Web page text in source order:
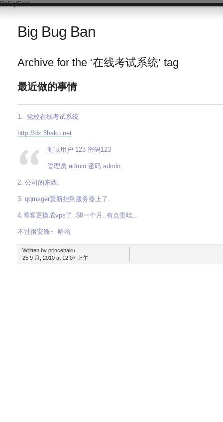
DsFqIEnm
Big Bug Ban
Archive for the ‘在线考试系统’ tag
最近做的事情
1. 党校在线考试系统
http://dx.3haku.net
测试用户 123 密码123
管理员 admin 密码 admin
2. 公司的东西.
3. qqmsger重新挂到服务器上了.
4.博客更换成vps了..$8一个月..有点贵哇…
不过很安逸~ 哈哈
Written by princehaku
25 9 月, 2010 at 12:07 上午